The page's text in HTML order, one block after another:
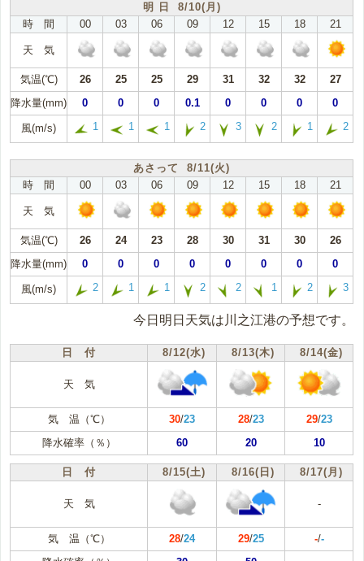
明 日 8/10(月)
時 間
00 03 06 09 12 15 18 21
天 気
気温(℃) 26 25 25 29 31 32 32
27
降水量(mm)
0 0 0 0.1 0 0 0 0
風(m/s) 1 1 1 2 3 2 1 2
あさって 8/11(火)
時 間
00 03 06 09 12 15 18 21
天 気
気温(℃) 26 24 23 28 30 31 30
26
降水量(mm)
0 0 0 0 0 0 0 0
風(m/s) 2 1 1 2 2 1 2 3
今日明日天気は川之江港の予想です。
日 付 8/12(水) 8/13(木) 8/14(金)
天 気
気 温（℃） 30/23 28/23 29/23
降水確率（％）
60 20 10
日 付 8/15(土) 8/16(日) 8/17(月)
天 気 -
気 温（℃） 28/24 29/25 -/-